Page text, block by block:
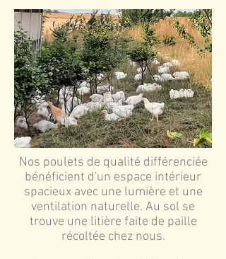
Nos poulets de qualité différenciée
bénéficient d'un espace intérieur
spacieux avec une lumière et une
ventilation naturelle. Au sol se
trouve une litière faite de paille
récoltée chez nous.